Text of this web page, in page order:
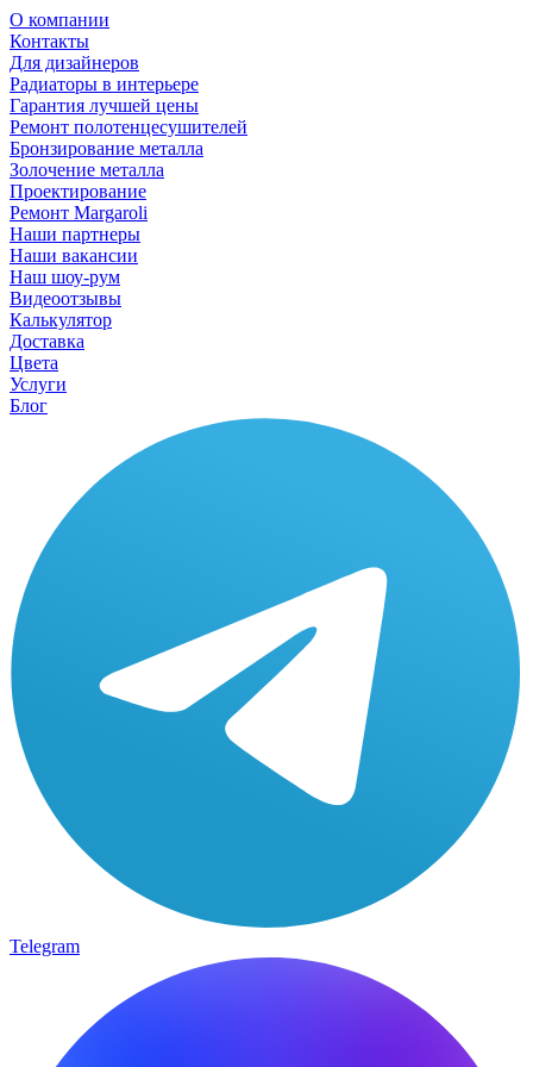
О компании
Контакты
Для дизайнеров
Радиаторы в интерьере
Гарантия лучшей цены
Ремонт полотенцесушителей
Бронзирование металла
Золочение металла
Проектирование
Ремонт Margaroli
Наши партнеры
Наши вакансии
Наш шоу-рум
Видеоотзывы
Калькулятор
Доставка
Цвета
Услуги
Блог
Telegram